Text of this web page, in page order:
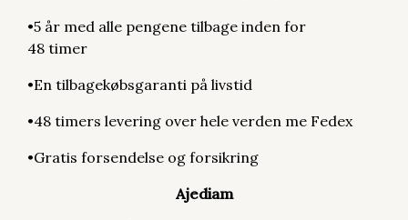
•5 år med alle pengene tilbage inden for
48 timer
•En tilbagekøbsgaranti på livstid
•48 timers levering over hele verden me Fedex
•Gratis forsendelse og forsikring
Ajediam